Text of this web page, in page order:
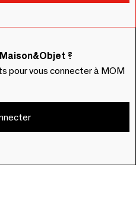
?
pour vous connecter à MOM